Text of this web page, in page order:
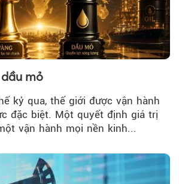
mỏ
kỷ qua, thế giới được vận hành
đặc biệt. Một quyết định giá trị
vận hành mọi nền kinh...